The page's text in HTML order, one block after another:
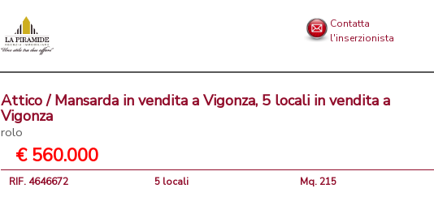
Contatta
l'inserzionista
Attico / Mansarda in vendita a Vigonza, 5 locali in vendita a
Vigonza
rolo
€ 560.000
RIF. 4646672 5 locali Mq. 215